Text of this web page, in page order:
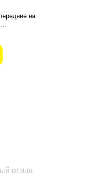
на
Honda
2006) 30 мм
отзыв